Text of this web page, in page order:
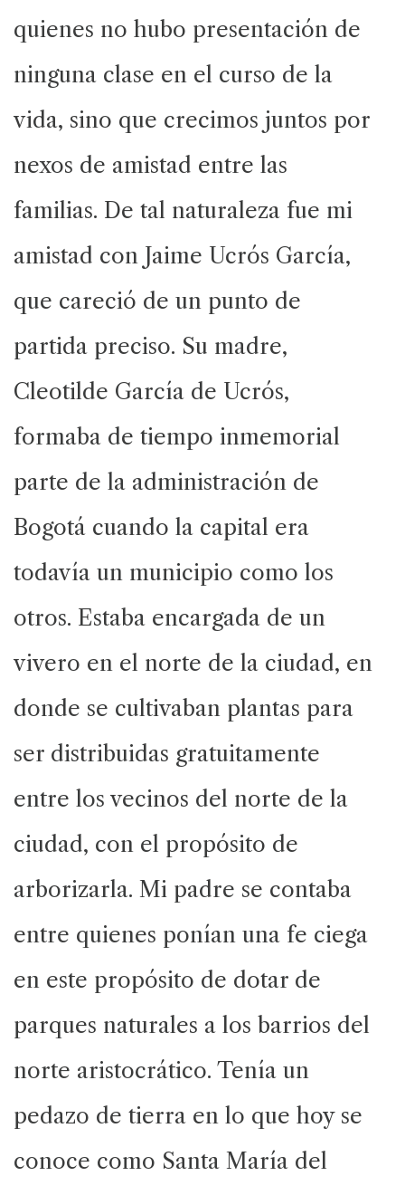
quienes no hubo presentación de
ninguna clase en el curso de la
vida, sino que crecimos juntos por
nexos de amistad entre las
familias. De tal naturaleza fue mi
amistad con Jaime Ucrós García,
que careció de un punto de
partida preciso. Su madre,
Cleotilde García de Ucrós,
formaba de tiempo inmemorial
parte de la administración de
Bogotá cuando la capital era
todavía un municipio como los
otros. Estaba encargada de un
vivero en el norte de la ciudad, en
donde se cultivaban plantas para
ser distribuidas gratuitamente
entre los vecinos del norte de la
ciudad, con el propósito de
arborizarla. Mi padre se contaba
entre quienes ponían una fe ciega
en este propósito de dotar de
parques naturales a los barrios del
norte aristocrático. Tenía un
pedazo de tierra en lo que hoy se
conoce como Santa María del